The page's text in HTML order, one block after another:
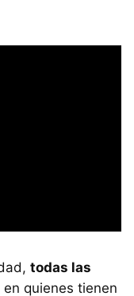
todas las
en quienes tienen